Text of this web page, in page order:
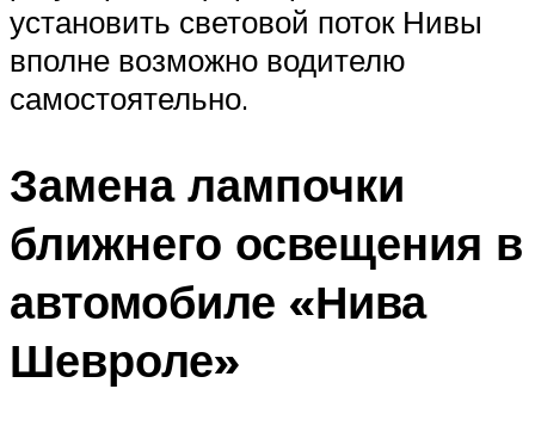
установить световой поток Нивы
вполне возможно водителю
самостоятельно.
Замена лампочки
ближнего освещения в
автомобиле «Нива
Шевроле»